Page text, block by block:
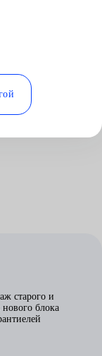
Воды
Дону
старого и
блока